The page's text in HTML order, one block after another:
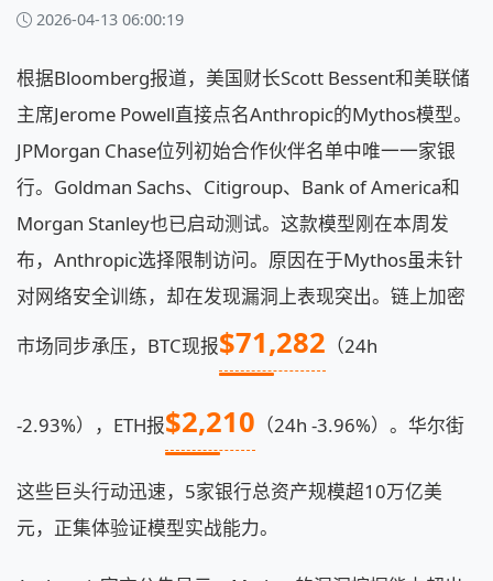
2026-04-13 06:00:19
根据Bloomberg报道，美国财长Scott Bessent和美联储
主席Jerome Powell直接点名Anthropic的Mythos模型。
JPMorgan Chase位列初始合作伙伴名单中唯一一家银
行。Goldman Sachs、Citigroup、Bank of America和
Morgan Stanley也已启动测试。这款模型刚在本周发
布，Anthropic选择限制访问。原因在于Mythos虽未针
对网络安全训练，却在发现漏洞上表现突出。链上加密
市场同步承压，BTC现报$71,282 （24h
-2.93%），ETH报$2,210 （24h -3.96%）。华尔街
这些巨头行动迅速，5家银行总资产规模超10万亿美
元，正集体验证模型实战能力。